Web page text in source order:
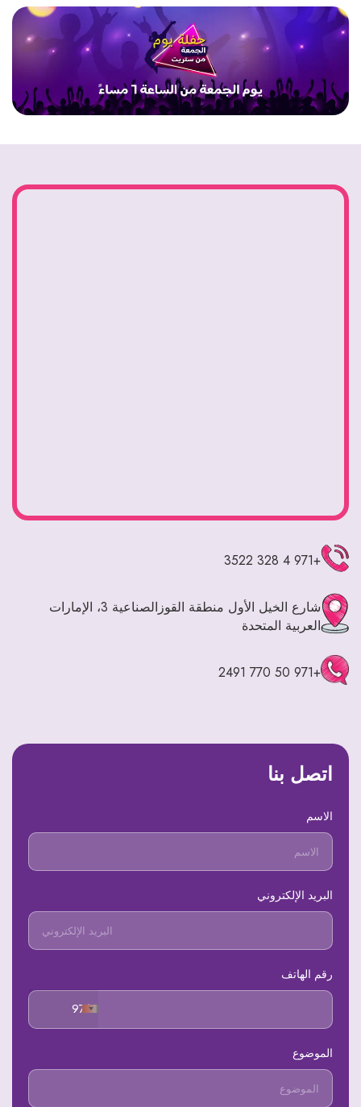
+971 4 328 3522
First Al Khail St - Al Quoz - Al Quoz Industrial Area 3 -
Dubai - United Arab Emirates
+971 4 328 3522
شارع الخيل الأول منطقة القوزالصناعية 3، الإمارات
العربية المتحدة
+971 50 770 2491
اتصل بنا
الاسم
البريد الإلكتروني
رقم الهاتف
+971
الموضوع